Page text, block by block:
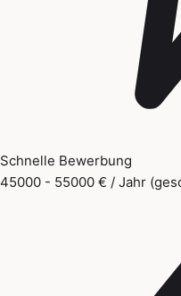
Schnelle Bewerbung
45000 - 55000 € / Jahr